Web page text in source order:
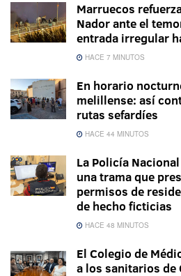
Marruecos
Nador ante el
entrada irregular
HACE 7 MINUTOS
En horario
melillense: así
rutas sefardíes
HACE 44 MINUTOS
La Policía
una trama que
permisos de
de hecho ficticias
HACE 48 MINUTOS
El Colegio de
a los sanitarios de